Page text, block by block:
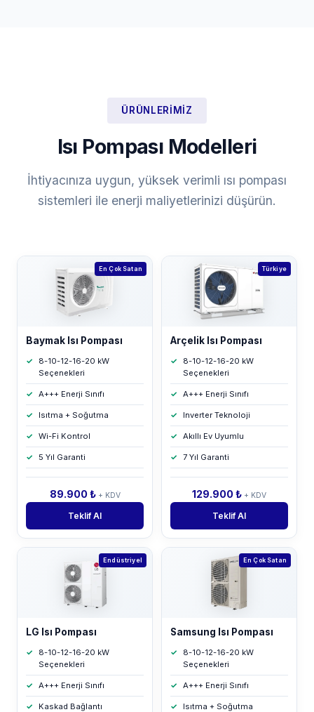
ÜRÜNLERIMIZ
Isı Pompası Modelleri
İhtiyacınıza uygun, yüksek verimli ısı pompası
sistemleri ile enerji maliyetlerinizi düşürün.
En Çok Satan
Baymak Isı Pompası
8-10-12-16-20 kW
Seçenekleri
A+++ Enerji Sınıfı
Isıtma + Soğutma
Wi-Fi Kontrol
5 Yıl Garanti
89.900 ₺ + KDV
Teklif Al
Türkiye
Arçelik Isı Pompası
8-10-12-16-20 kW
Seçenekleri
A+++ Enerji Sınıfı
Inverter Teknoloji
Akıllı Ev Uyumlu
7 Yıl Garanti
129.900 ₺ + KDV
Teklif Al
Endüstriyel
LG Isı Pompası
8-10-12-16-20 kW
Seçenekleri
A+++ Enerji Sınıfı
Kaskad Bağlantı
En Çok Satan
Samsung Isı Pompası
8-10-12-16-20 kW
Seçenekleri
A+++ Enerji Sınıfı
Isıtma + Soğutma